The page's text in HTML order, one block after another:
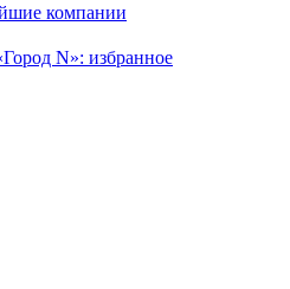
компании
N»: избранное